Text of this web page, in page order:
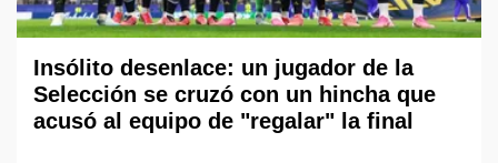
Insólito desenlace: un jugador de la
Selección se cruzó con un hincha que
acusó al equipo de "regalar" la final